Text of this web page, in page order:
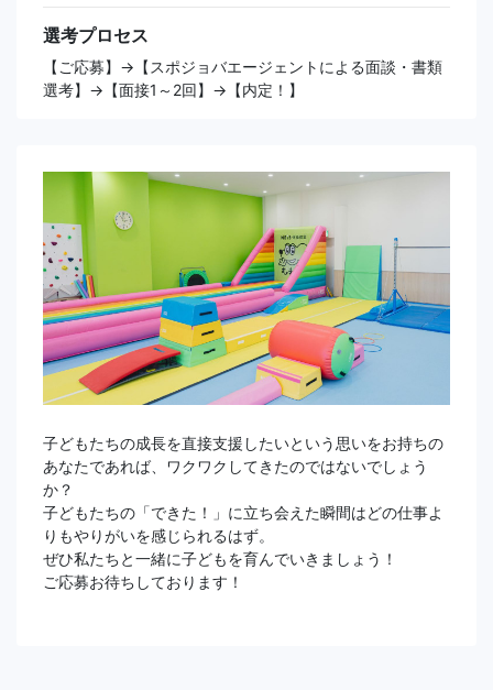
選考プロセス
【ご応募】→【スポジョバエージェントによる面談・書類
選考】→【面接1～2回】→【内定！】
子どもたちの成長を直接支援したいという思いをお持ちの
あなたであれば、ワクワクしてきたのではないでしょう
か？
子どもたちの「できた！」に立ち会えた瞬間はどの仕事よ
りもやりがいを感じられるはず。
ぜひ私たちと一緒に子どもを育んでいきましょう！
ご応募お待ちしております！